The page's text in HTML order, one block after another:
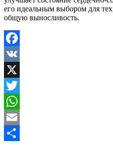
его идеальным выбором для
общую выносливость.
Facebook
VK
X
Twitter
WhatsApp
Email